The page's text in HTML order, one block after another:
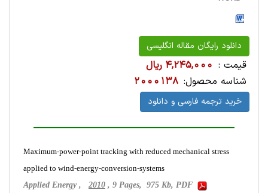
دانلود رایگان مقاله انگلیسی
قیمت : 4,245,000 ریال
شناسه محصول: 2000138
خرید ترجمه فارسی و دانلود
Maximum-power-point tracking with reduced mechanical stress
applied to wind-energy-conversion-systems
Applied Energy , 2010 , 9 Pages, 975 Kb, PDF